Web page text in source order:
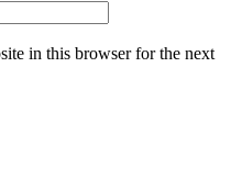
in this browser for the next